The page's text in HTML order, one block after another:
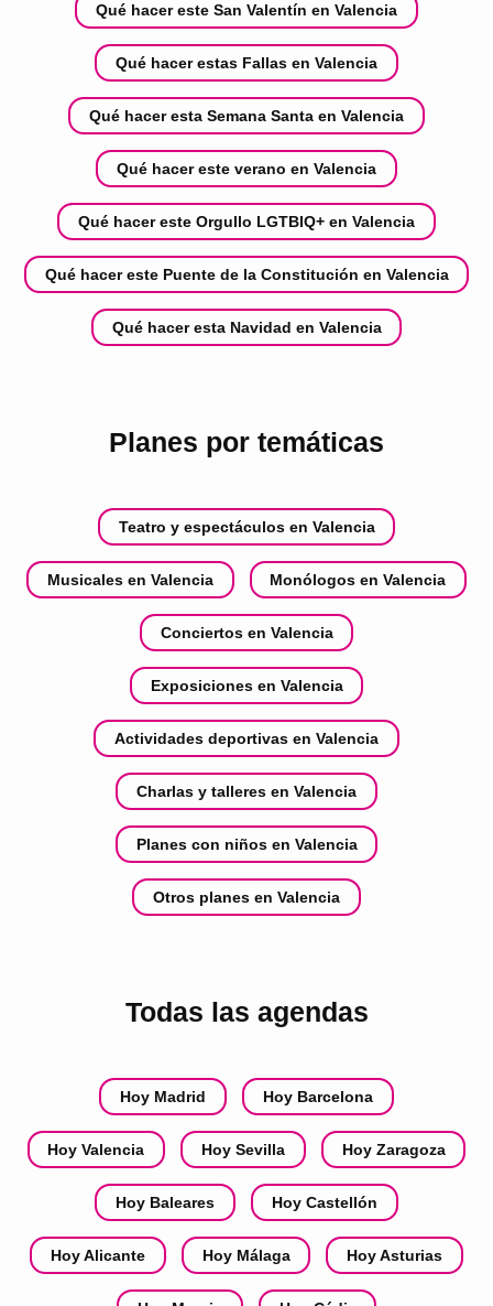
Qué hacer este San Valentín en Valencia
Qué hacer estas Fallas en Valencia
Qué hacer esta Semana Santa en Valencia
Qué hacer este verano en Valencia
Qué hacer este Orgullo LGTBIQ+ en Valencia
Qué hacer este Puente de la Constitución en Valencia
Qué hacer esta Navidad en Valencia
Planes por temáticas
Teatro y espectáculos en Valencia
Musicales en Valencia Monólogos en Valencia
Conciertos en Valencia
Exposiciones en Valencia
Actividades deportivas en Valencia
Charlas y talleres en Valencia
Planes con niños en Valencia
Otros planes en Valencia
Todas las agendas
Hoy Madrid Hoy Barcelona
Hoy Valencia Hoy Sevilla Hoy Zaragoza
Hoy Baleares Hoy Castellón
Hoy Alicante Hoy Málaga Hoy Asturias